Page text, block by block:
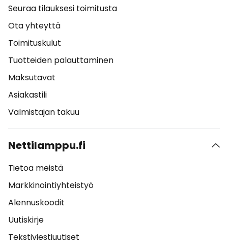
Seuraa tilauksesi toimitusta
Ota yhteyttä
Toimituskulut
Tuotteiden palauttaminen
Maksutavat
Asiakastili
Valmistajan takuu
Nettilamppu.fi
Tietoa meistä
Markkinointiyhteistyö
Alennuskoodit
Uutiskirje
Tekstiviestiuutiset